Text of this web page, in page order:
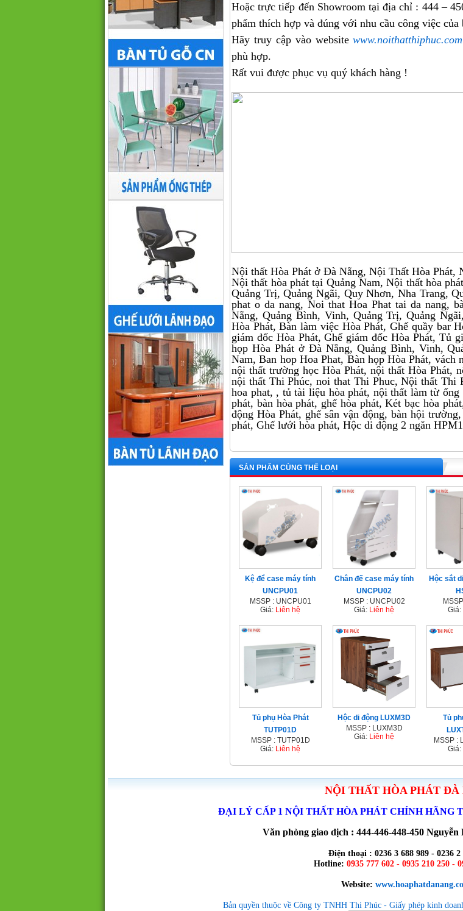
Hoặc trực tiếp đến Showroom tại địa chỉ : 444 –
phẩm thích hợp và đúng với nhu cầu công việc của
Hãy truy cập vào websitewww.noithatthiphuc.com
phù hợp.
Rất vui được phục vụ quý khách hàng !
Nội thất Hòa Phát ở Đà Nẵng, Nội Thất Hòa Phát,
Nội thất hòa phát tại Quảng Nam, Nội thất hòa
Quảng Trị, Quảng Ngãi, Quy Nhơn, Nha Trang,
phat o da nang, Noi that Hoa Phat tai da nang,
Nẵng, Quảng Bình, Vinh, Quảng Trị, Quảng
Hòa Phát, Bàn làm việc Hòa Phát, Ghế quầy bar
giám đốc Hòa Phát, Ghế giám đốc Hòa Phát, Tủ
họp Hòa Phát ở Đà Nẵng, Quảng Bình, Vinh,
Nam, Ban hop Hoa Phat, Bàn họp Hòa Phát, vách
nội thất trường học Hòa Phát, nội thất Hòa Phát,
nội thất Thi Phúc, noi that Thi Phuc, Nội thất Thi
hoa phat, , tủ tài liệu hòa phát, nội thất làm từ ống
phát, bàn hòa phát, ghế hòa phát, Két bạc hòa
động Hòa Phát, ghế sân vận động, bàn hội
phát, Ghế lưới hòa phát, Hộc di động 2 ngăn
SẢN PHẨM CÙNG THỂ LOẠI
Kệ để case máy tính
UNCPU01
MSSP : UNCPU01
Giá: Liên hệ
Chân đế case máy tính
UNCPU02
MSSP : UNCPU02
Giá: Liên hệ
Hộc sắt
Giá:
Tủ phụ Hòa Phát
TUTP01D
MSSP : TUTP01D
Giá: Liên hệ
Hộc di động LUXM3D
MSSP : LUXM3D
Giá: Liên hệ
Tủ
MSSP :
Giá:
NỘI THẤT HÒA PHÁT ĐÀ
ĐẠI LÝ CẤP 1 NỘI THẤT HÒA PHÁT CHÍNH HÃNG
Văn phòng giao dịch : 444-446-448-450
Điện thoại : 0236 3 688 989 - 0236 2
Hotline: 0935 777 602 - 0935 210 250 -
Website:
Bản quyền thuộc về Công ty TNHH Thi Phúc - Giấy phép kinh